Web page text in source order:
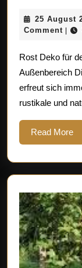
25 August
Comment
Rost Deko für
Außenbereich
erfreut sich
rustikale und
Read More